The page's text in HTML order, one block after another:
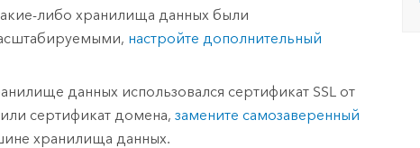
либо хранилища данных были
настройте дополнительный
данных использовался сертификат SSL от
сертификат домена, замените самозаверенный
хранилища данных.